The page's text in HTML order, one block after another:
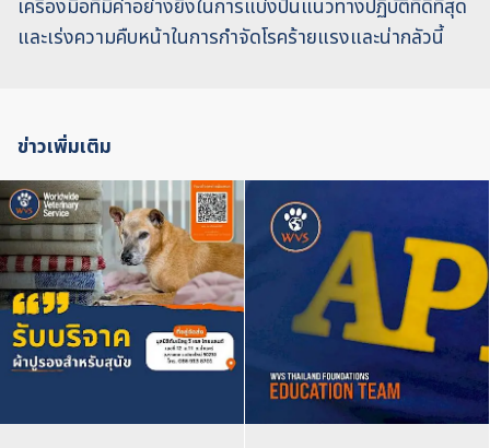
เครื่องมือที่มีค่าอย่างยิ่งในการแบ่งปันแนวทางปฏิบัติที่ดีที่สุด
และเร่งความคืบหน้าในการกำจัดโรคร้ายแรงและน่ากลัวนี้
ข่าวเพิ่มเติม